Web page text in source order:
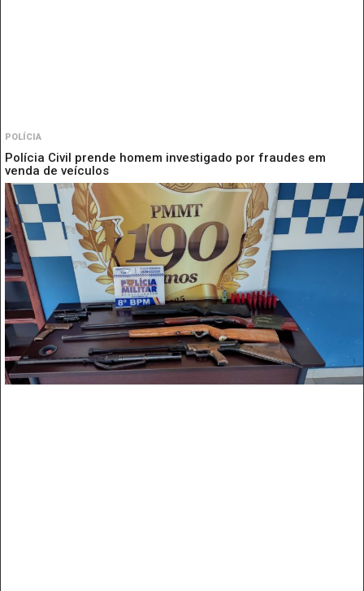
POLÍCIA
Polícia Civil prende homem investigado por fraudes em
venda de veículos